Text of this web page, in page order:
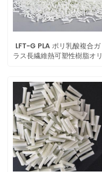
LFT-G PLA ポリ乳酸複合ガ
ラス長繊維熱可塑性樹脂オリ